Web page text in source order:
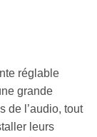
réglable
grande
de l’audio, tout
leurs